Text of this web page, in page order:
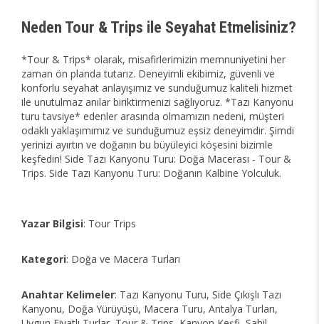
Neden Tour & Trips ile Seyahat Etmelisiniz?
*Tour & Trips* olarak, misafirlerimizin memnuniyetini her
zaman ön planda tutarız. Deneyimli ekibimiz, güvenli ve
konforlu seyahat anlayışımız ve sunduğumuz kaliteli hizmet
ile unutulmaz anılar biriktirmenizi sağlıyoruz. *Tazı Kanyonu
turu tavsiye* edenler arasında olmamızın nedeni, müşteri
odaklı yaklaşımımız ve sunduğumuz eşsiz deneyimdir. Şimdi
yerinizi ayırtın ve doğanın bu büyüleyici köşesini bizimle
keşfedin! Side Tazı Kanyonu Turu: Doğa Macerası - Tour &
Trips. Side Tazı Kanyonu Turu: Doğanın Kalbine Yolculuk.
Yazar Bilgisi: Tour Trips
Kategori: Doğa ve Macera Turları
Anahtar Kelimeler: Tazı Kanyonu Turu, Side Çıkışlı Tazı
Kanyonu, Doğa Yürüyüşü, Macera Turu, Antalya Turları,